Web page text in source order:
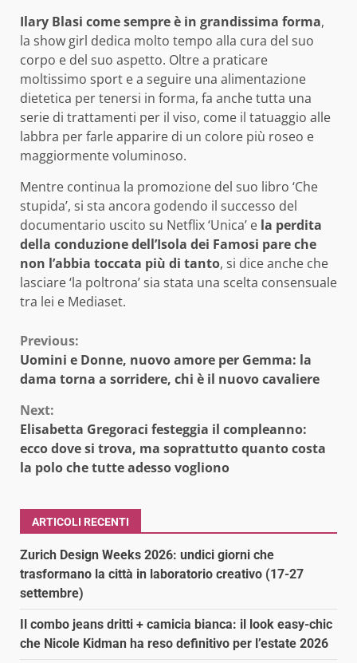
Ilary Blasi come sempre è in grandissima forma,
la show girl dedica molto tempo alla cura del suo
corpo e del suo aspetto. Oltre a praticare
moltissimo sport e a seguire una alimentazione
dietetica per tenersi in forma, fa anche tutta una
serie di trattamenti per il viso, come il tatuaggio alle
labbra per farle apparire di un colore più roseo e
maggiormente voluminoso.
Mentre continua la promozione del suo libro ‘Che
stupida’, si sta ancora godendo il successo del
documentario uscito su Netflix ‘Unica’ e la perdita
della conduzione dell’Isola dei Famosi pare che
non l’abbia toccata più di tanto, si dice anche che
lasciare ‘la poltrona’ sia stata una scelta consensuale
tra lei e Mediaset.
Continue
Reading
Previous:
Uomini e Donne, nuovo amore per Gemma: la
dama torna a sorridere, chi è il nuovo cavaliere
Next:
Elisabetta Gregoraci festeggia il compleanno:
ecco dove si trova, ma soprattutto quanto costa
la polo che tutte adesso vogliono
ARTICOLI RECENTI
Zurich Design Weeks 2026: undici giorni che
trasformano la città in laboratorio creativo (17-27
settembre)
Il combo jeans dritti + camicia bianca: il look easy-chic
che Nicole Kidman ha reso definitivo per l’estate 2026